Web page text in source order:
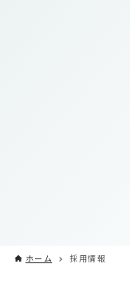
ホーム 採用情報